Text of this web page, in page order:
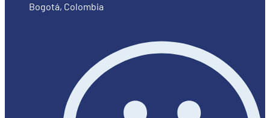
Bogotá, Colombia